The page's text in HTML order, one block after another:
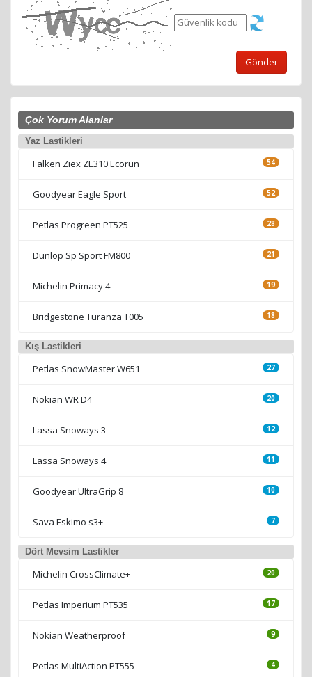
Gönder
Çok Yorum Alanlar
Yaz Lastikleri
Falken Ziex ZE310 Ecorun 54
Goodyear Eagle Sport 52
Petlas Progreen PT525 28
Dunlop Sp Sport FM800 21
Michelin Primacy 4 19
Bridgestone Turanza T005 18
Kış Lastikleri
Petlas SnowMaster W651 27
Nokian WR D4 20
Lassa Snoways 3 12
Lassa Snoways 4 11
Goodyear UltraGrip 8 10
Sava Eskimo s3+ 7
Dört Mevsim Lastikler
Michelin CrossClimate+ 20
Petlas Imperium PT535 17
Nokian Weatherproof 9
Petlas MultiAction PT555 4